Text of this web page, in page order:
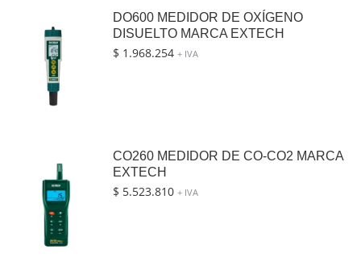
DO600 MEDIDOR DE OXÍGENO
DISUELTO MARCA EXTECH
$ 1.968.254 + IVA
CO260 MEDIDOR DE CO-CO2 MARCA
EXTECH
$ 5.523.810 + IVA